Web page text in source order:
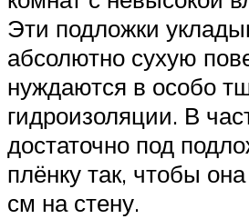
Эти подложки
абсолютно сухую
нуждаются в особо
гидроизоляции. В
достаточно под
плёнку так, чтобы
см на стену.